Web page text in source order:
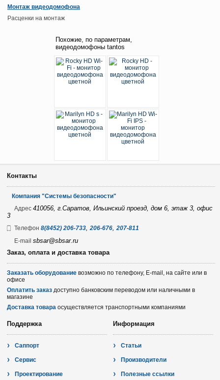
Монтаж видеодомофона
Расценки на монтаж
Похожие, по параметрам,
видеодомофоны tantos
Контакты
Компания "Системы безопасности"
Адрес 410056, г.Саратов, Ильинский проезд, дом 6, этаж 3, офис
3
Телефон 8(8452) 206-733,206-676,207-811
E-mail sbsar@sbsar.ru
Заказ, оплата и доставка товара
Заказать оборудование возможно по телефону, E-mail, на сайте или в
офисе
Оплатить заказ доступно банковским переводом или наличными в
магазине
Доставка товара осуществляется транспортными компаниями
Поддержка
Саппорт
Сервис
Проектирование
Информация
Статьи
Производители
Полезные ссылки